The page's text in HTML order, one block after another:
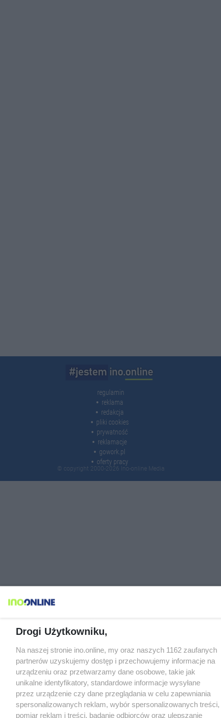
regulamin
reklama
redakcja
pliki cookies
prywatność
reklamacje
gowork.pl
oferty pracy
© copyright 2000-2026 Ino-online Media
Drogi Użytkowniku,
Na naszej stronie ino.online, my oraz naszych 1162 zaufanych
partnerów uzyskujemy dostęp i przechowujemy informacje na
urządzeniu oraz przetwarzamy dane osobowe, takie jak
unikalne identyfikatory, standardowe informacje wysyłane
przez urządzenie czy dane przeglądania w celu zapewniania
spersonalizowanych reklam, wybór spersonalizowanych treści,
pomiar reklam i treści, badanie odbiorców oraz ulepszanie